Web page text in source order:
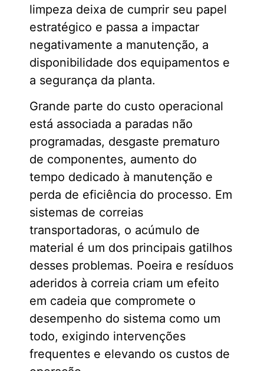
limpeza deixa de cumprir seu papel
estratégico e passa a impactar
negativamente a manutenção, a
disponibilidade dos equipamentos e
a segurança da planta.
Grande parte do custo operacional
está associada a paradas não
programadas, desgaste prematuro
de componentes, aumento do
tempo dedicado à manutenção e
perda de eficiência do processo. Em
sistemas de correias
transportadoras, o acúmulo de
material é um dos principais gatilhos
desses problemas. Poeira e resíduos
aderidos à correia criam um efeito
em cadeia que compromete o
desempenho do sistema como um
todo, exigindo intervenções
frequentes e elevando os custos de